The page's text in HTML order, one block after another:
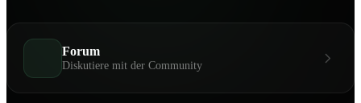
Forum
Diskutiere mit der Community